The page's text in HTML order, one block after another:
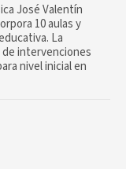
José Valentín
10 aulas y
La
intervenciones
nivel inicial en